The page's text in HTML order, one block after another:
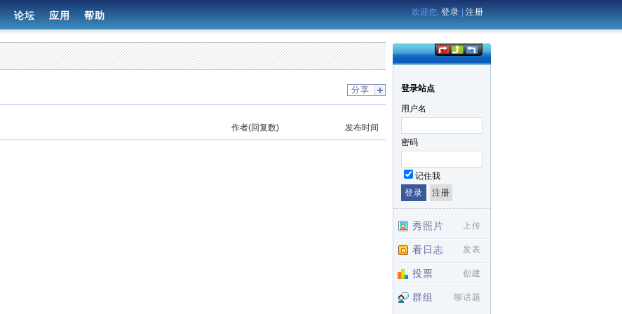
论坛 应用 帮助 欢迎您, 登录 注册
分享
作者(回复数) 发布时间
登录站点
用户名
密码
记住我
秀照片 上传
看日志 发表
投票 创建
群组 聊话题